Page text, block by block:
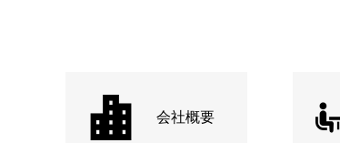
会社概要